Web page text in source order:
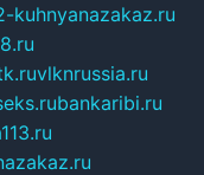
kuhnyanazakaz.ru
vlknrussia.ru
bankaribi.ru